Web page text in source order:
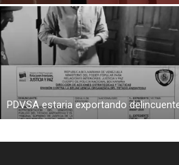
PDVSA estaria exportando